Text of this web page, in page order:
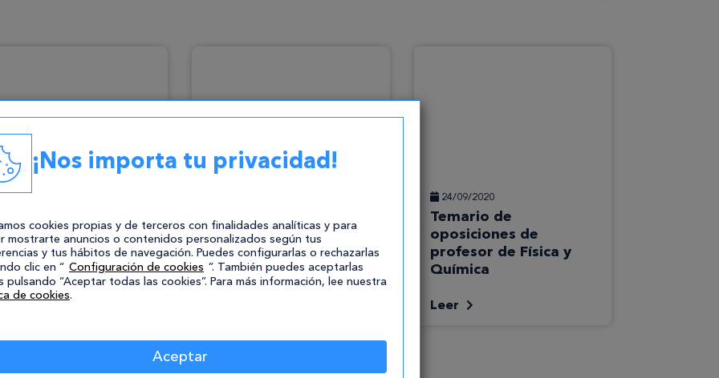
10/2020
a ser mejor
con Hot
y Jclic
¿Sirve estudiar nuevas
tecnologías en la
educación?
24/09/2020
Temario de
oposiciones de
profesor de Física y
Química
Leer
¡Nos importa tu privacidad!
cookies propias y de terceros con finalidades analíticas y para
mostrarte anuncios o contenidos personalizados según tus
y tus hábitos de navegación. Puedes configurarlas o rechazarlas
clic en “ Configuración de cookies ”. También puedes aceptarlas
pulsando “Aceptar todas las cookies”. Para más información, lee nuestra
de cookies.
Aceptar